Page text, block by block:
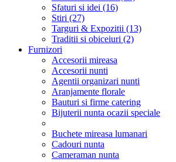
Sfaturi si idei (16)
Stiri (27)
Targuri & Expozitii (13)
Traditii si obiceiuri (2)
Furnizori
Accesorii mireasa
Accesorii nunti
Agentii organizari nunti
Aranjamente florale
Bauturi si firme catering
Bijuterii nunta ocazii speciale
Buchete mireasa lumanari
Cadouri nunta
Cameraman nunta